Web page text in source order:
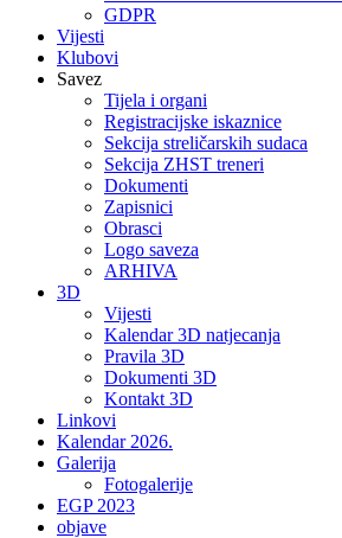
GDPR
Vijesti
Klubovi
Savez
Tijela i organi
Registracijske iskaznice
Sekcija streličarskih sudaca
Sekcija ZHST treneri
Dokumenti
Zapisnici
Obrasci
Logo saveza
ARHIVA
3D
Vijesti
Kalendar 3D natjecanja
Pravila 3D
Dokumenti 3D
Kontakt 3D
Linkovi
Kalendar 2026.
Galerija
Fotogalerije
EGP 2023
objave